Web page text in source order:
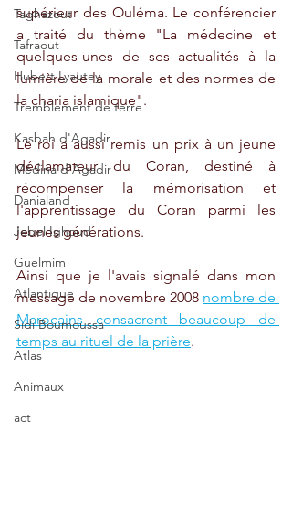
Taghazout
Tafraout
Hubert Lyautey
Tremblement de terre
Kasbah d'Agadir
Médina d'Agadir
Danialand
Jebel Ighoud
Guelmim
Atlantique
Sidi Boumoussa
Atlas
Animaux
act
supérieur des Ouléma. Le conférencier
a traité du thème "La médecine et
quelques-unes de ses actualités à la
lumière de la morale et des normes de
la charia islamique".
Le roi a aussi remis un prix à un jeune
déclamateur du Coran, destiné à
récompenser la mémorisation et
l'apprentissage du Coran parmi les
jeunes générations.
Ainsi que je l'avais signalé dans mon
message de novembre 2008 nombre de
Marocains consacrent beaucoup de
temps au rituel de la prière.